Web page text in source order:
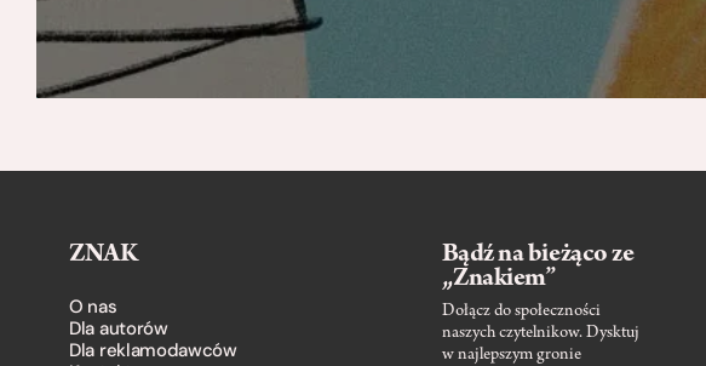
ZNAK
O nas
Dla autorów
Dla reklamodawców
Bądź na bieżąco ze
„Znakiem”
Dołącz do społeczności
naszych czytelnikow. Dysktuj
w najlepszym gronie